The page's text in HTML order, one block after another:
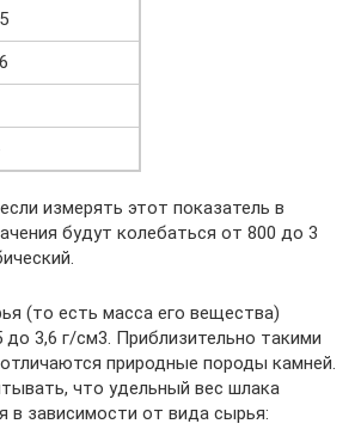
измерять этот показатель в
будут колебаться от 800 до 3
(то есть масса его вещества)
до 3,6 г/см3. Приблизительно такими
природные породы камней.
что удельный вес шлака
в зависимости от вида сырья: